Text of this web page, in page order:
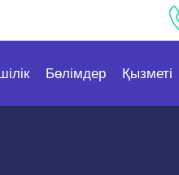
Бөлімдер Қызметі